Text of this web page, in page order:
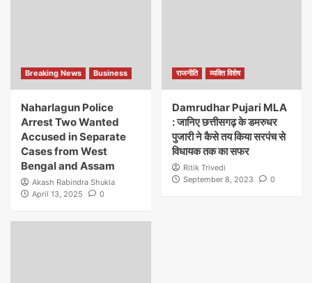
Breaking News Business
Naharlagun Police
Arrest Two Wanted
Accused in Separate
Cases from West
Bengal and Assam
Akash Rabindra Shukla
April 13, 2025
0
राजनीति व्यक्ति विशेष
Damrudhar Pujari MLA
: जानिए छत्तीसगढ़ के डमरुधर
पुजारी ने कैसे तय किया सरपंच से
विधायक तक का सफर
Ritik Trivedi
September 8, 2023
0